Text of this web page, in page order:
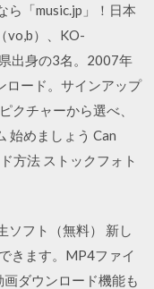
ら「music.jp」！日本
vo,b）、KO-
出身の3名。2007年
ロード。サインアップ
クチャーから選べ、
始めましょう Can
方法 ストックフォト
フト（無料） 新し
きます。MP4ファイ
ダウンロード機能も